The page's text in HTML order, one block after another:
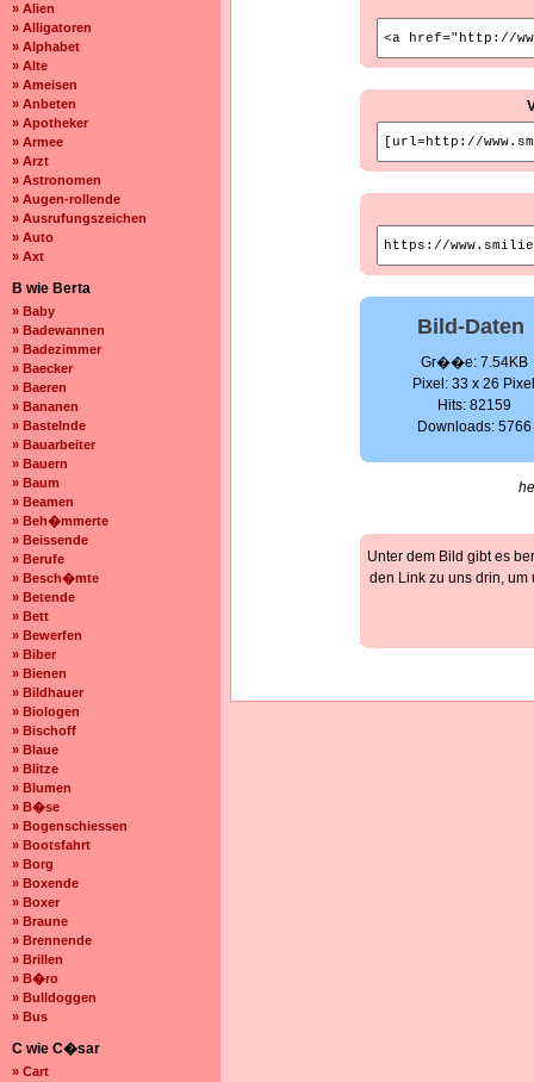
» Alien
» Alligatoren
» Alphabet
» Alte
» Ameisen
» Anbeten
» Apotheker
» Armee
» Arzt
» Astronomen
» Augen-rollende
» Ausrufungszeichen
» Auto
» Axt
B wie Berta
» Baby
» Badewannen
» Badezimmer
» Baecker
» Baeren
» Bananen
» Bastelnde
» Bauarbeiter
» Bauern
» Baum
» Beamen
» Beh�mmerte
» Beissende
» Berufe
» Besch�mte
» Betende
» Bett
» Bewerfen
» Biber
» Bienen
» Bildhauer
» Biologen
» Bischoff
» Blaue
» Blitze
» Blumen
» B�se
» Bogenschiessen
» Bootsfahrt
» Borg
» Boxende
» Boxer
» Braune
» Brennende
» Brillen
» B�ro
» Bulldoggen
» Bus
C wie C�sar
» Cart
Bild-Daten
Gr��e: 7.54KB
Pixel: 33 x 26
Hits: 82159
Downloads: 5766
Unter dem Bild gibt es
den Link zu uns drin,